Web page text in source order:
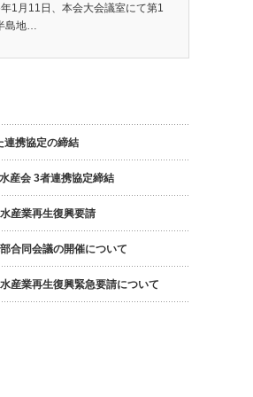
1月11日、本会大会議室にて第1
島地…
連携協定の締結
産会 3者連携協定締結
産業再生復興要請
合同会議の開催について
産業再生復興緊急要請について